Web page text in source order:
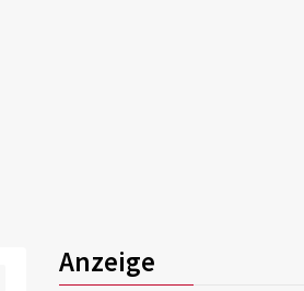
Anzeige